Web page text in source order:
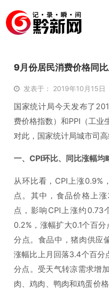
9月份居民消费价格同
发表于： 2019年10月15日
国家统计局今天发布了
费价格指数）和PPI（工业
对此，国家统计局城市司
一、 CPI环比、同比涨幅均
从环比看，CPI上涨0.9%
点。其中，食品价格上
点，影响CPI上涨约0.73
0.2%，涨幅扩大0.1个百
分点。食品中，猪肉供应
涨幅比上月回落3.4个百分
分点。受天气转凉需求增
肉、鸡肉、鸭肉和鸡蛋价